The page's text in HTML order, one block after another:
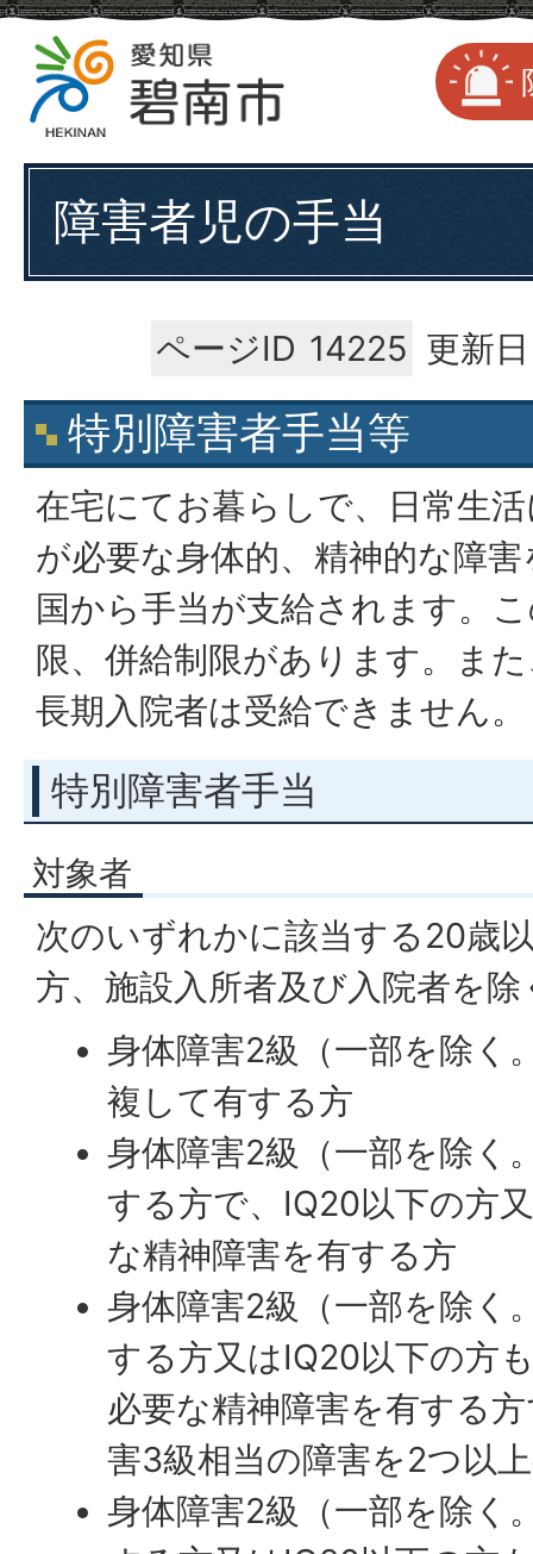
障害者児の手当
ページID 14225 更新
特別障害者手当等
在宅にてお暮らしで、日常生
が必要な身体的、精神的な障
国から手当が支給されます。
限、併給制限があります。ま
長期入院者は受給できません。
特別障害者手当
対象者
次のいずれかに該当する20歳
方、施設入所者及び入院者を除
身体障害2級（一部を除く
複して有する方
身体障害2級（一部を除く
する方で、IQ20以下の方
な精神障害を有する方
身体障害2級（一部を除く
する方又はIQ20以下の方
必要な精神障害を有する
害3級相当の障害を2つ以
身体障害2級（一部を除く